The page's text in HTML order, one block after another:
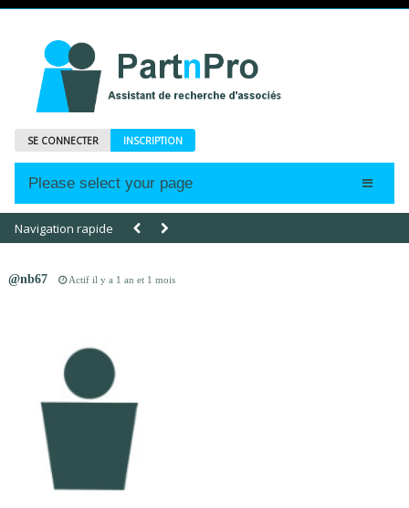
SE CONNECTER INSCRIPTION
Please select your page
Profils
Navigation rapide
@nb67 Actif il y a 1 an et 1 mois